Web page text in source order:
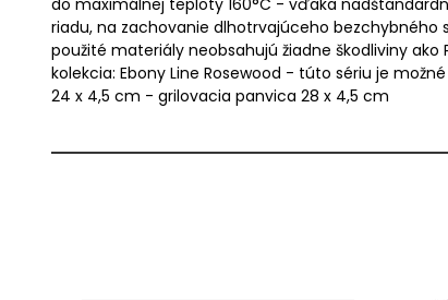
do maximálnej teploty 160°C - vďaka
riadu, na zachovanie dlhotrvajúceho
použité materiály neobsahujú žiadne škodliviny
kolekcia: Ebony Line Rosewood - túto sériu je
24 x 4,5 cm - grilovacia panvica 28 x 4,5 cm